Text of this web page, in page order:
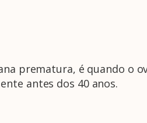
prematura, é quando o
antes dos 40 anos.